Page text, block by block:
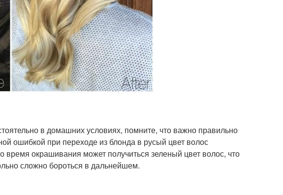
в домашних условиях, помните, что важно правильно
ошибкой при переходе из блонда в русый цвет волос
время окрашивания может получиться зеленый цвет волос, что
сложно бороться в дальнейшем.